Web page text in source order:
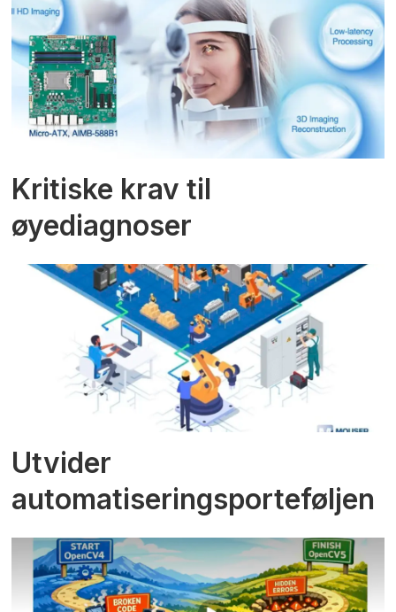
Kritiske krav til
øyediagnoser
Utvider
automatiseringsporteføljen